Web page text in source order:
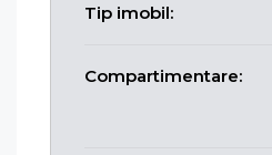
Tip imobil:
Compartimentare: